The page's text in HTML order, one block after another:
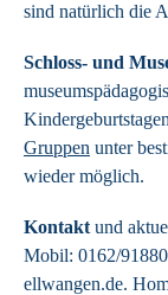
sind natürlich die
Schloss- und
Gruppen unter
wieder möglich.
Kontakt und
Mobil: 0162/
ellwangen.de.